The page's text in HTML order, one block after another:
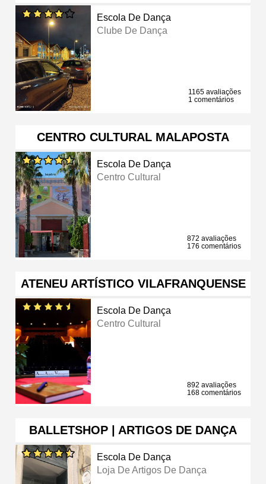
Escola De Dança
Clube De Dança
1165 avaliações
1 comentários
CENTRO CULTURAL MALAPOSTA
Escola De Dança
Centro Cultural
872 avaliações
176 comentários
ATENEU ARTÍSTICO VILAFRANQUENSE
Escola De Dança
Centro Cultural
892 avaliações
168 comentários
BALLETSHOP | ARTIGOS DE DANÇA
Escola De Dança
Loja De Artigos De Dança